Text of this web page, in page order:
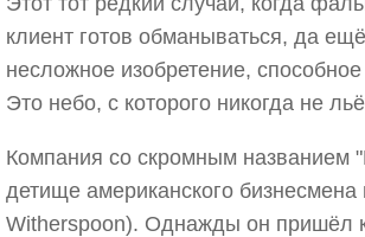
клиент готов обманываться, да
несложное изобретение,
Это небо, с которого никогда не
Компания со скромным
детище американского бизнесмена
Witherspoon). Однажды он пришёл